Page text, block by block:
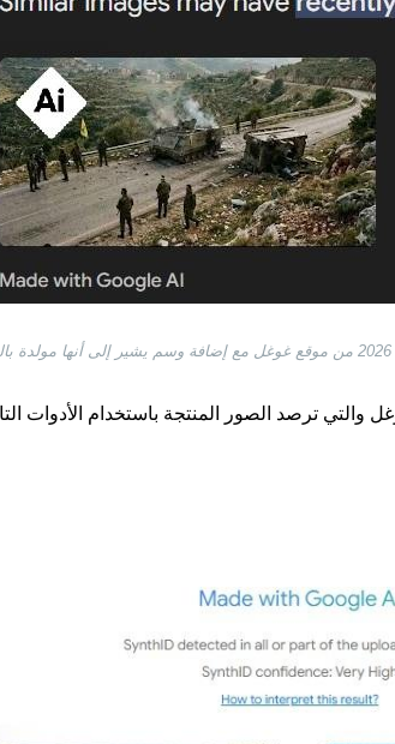
والتي ترصد الصور المنتجة باستخدام الأدوات